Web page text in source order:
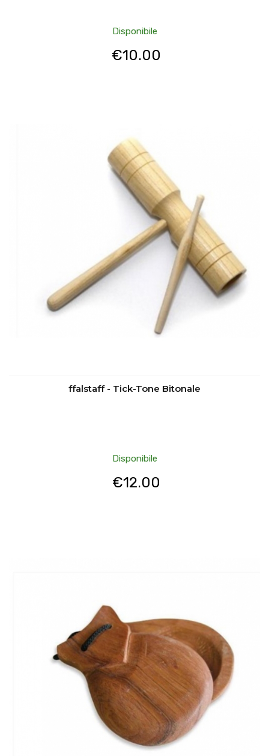
Disponibile
€10.00
ffalstaff - Tick-Tone Bitonale
Disponibile
€12.00